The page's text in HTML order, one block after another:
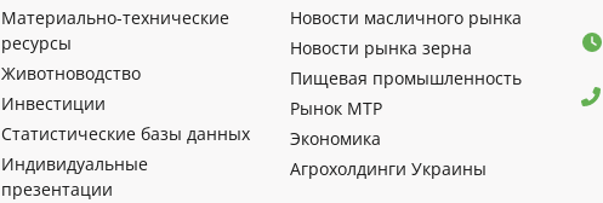
Материально-технические
ресурсы
Животноводство
Инвестиции
Статистические базы данных
Индивидуальные
презентации
Новости масличного рынка
Новости рынка зерна
Пищевая промышленность
Рынок МТР
Экономика
Агрохолдинги Украины